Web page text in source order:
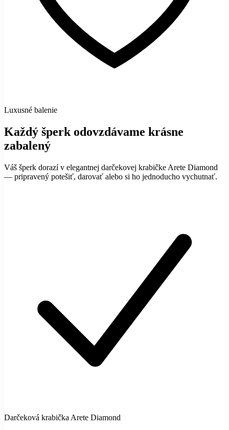
Luxusné balenie
Každý šperk odovzdávame krásne
zabalený
Váš šperk dorazí v elegantnej darčekovej krabičke Arete Diamond
— pripravený potešiť, darovať alebo si ho jednoducho vychutnať.
Darčeková krabička Arete Diamond